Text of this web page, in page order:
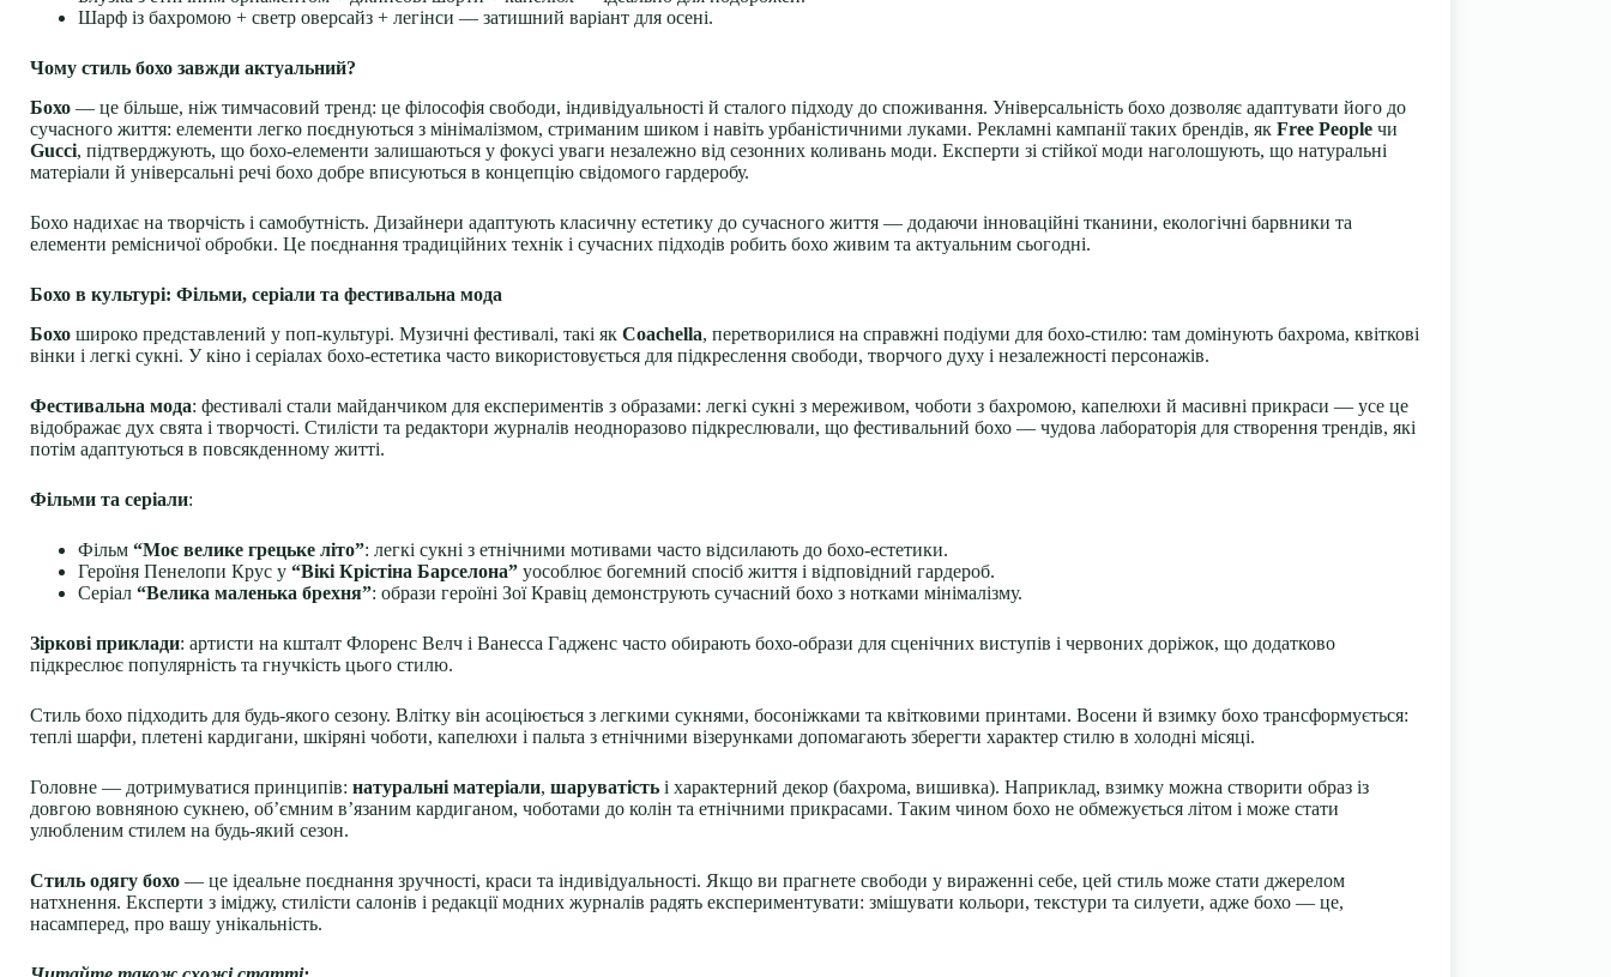
Шарф із бахромою + светр оверсайз + легінси — затишний варіант для осені.
Чому стиль бохо завжди актуальний?
Бохо — це більше, ніж тимчасовий тренд: це філософія свободи, індивідуальності й сталого підходу до споживання. Універсальність бохо дозволяє адаптувати його до
сучасного життя: елементи легко поєднуються з мінімалізмом, стриманим шиком і навіть урбаністичними луками. Рекламні кампанії таких брендів, як Free People чи
Gucci, підтверджують, що бохо-елементи залишаються у фокусі уваги незалежно від сезонних коливань моди. Експерти зі стійкої моди наголошують, що натуральні
матеріали й універсальні речі бохо добре вписуються в концепцію свідомого гардеробу.
Бохо надихає на творчість і самобутність. Дизайнери адаптують класичну естетику до сучасного життя — додаючи інноваційні тканини, екологічні барвники та
елементи ремісничої обробки. Це поєднання традиційних технік і сучасних підходів робить бохо живим та актуальним сьогодні.
Бохо в культурі: Фільми, серіали та фестивальна мода
Бохо широко представлений у поп-культурі. Музичні фестивалі, такі як Coachella, перетворилися на справжні подіуми для бохо-стилю: там домінують бахрома, квіткові
вінки і легкі сукні. У кіно і серіалах бохо-естетика часто використовується для підкреслення свободи, творчого духу і незалежності персонажів.
Фестивальна мода: фестивалі стали майданчиком для експериментів з образами: легкі сукні з мереживом, чоботи з бахромою, капелюхи й масивні прикраси — усе це
відображає дух свята і творчості. Стилісти та редактори журналів неодноразово підкреслювали, що фестивальний бохо — чудова лабораторія для створення трендів, які
потім адаптуються в повсякденному житті.
Фільми та серіали:
Фільм “Моє велике грецьке літо”: легкі сукні з етнічними мотивами часто відсилають до бохо-естетики.
Героїня Пенелопи Крус у “Вікі Крістіна Барселона” уособлює богемний спосіб життя і відповідний гардероб.
Серіал “Велика маленька брехня”: образи героїні Зої Кравіц демонструють сучасний бохо з нотками мінімалізму.
Зіркові приклади: артисти на кшталт Флоренс Велч і Ванесса Гадженс часто обирають бохо-образи для сценічних виступів і червоних доріжок, що додатково
підкреслює популярність та гнучкість цього стилю.
Стиль бохо підходить для будь-якого сезону. Влітку він асоціюється з легкими сукнями, босоніжками та квітковими принтами. Восени й взимку бохо трансформується:
теплі шарфи, плетені кардигани, шкіряні чоботи, капелюхи і пальта з етнічними візерунками допомагають зберегти характер стилю в холодні місяці.
Головне — дотримуватися принципів: натуральні матеріали, шаруватість і характерний декор (бахрома, вишивка). Наприклад, взимку можна створити образ із
довгою вовняною сукнею, об’ємним в’язаним кардиганом, чоботами до колін та етнічними прикрасами. Таким чином бохо не обмежується літом і може стати
улюбленим стилем на будь-який сезон.
Стиль одягу бохо — це ідеальне поєднання зручності, краси та індивідуальності. Якщо ви прагнете свободи у вираженні себе, цей стиль може стати джерелом
натхнення. Експерти з іміджу, стилісти салонів і редакції модних журналів радять експериментувати: змішувати кольори, текстури та силуети, адже бохо — це,
насамперед, про вашу унікальність.